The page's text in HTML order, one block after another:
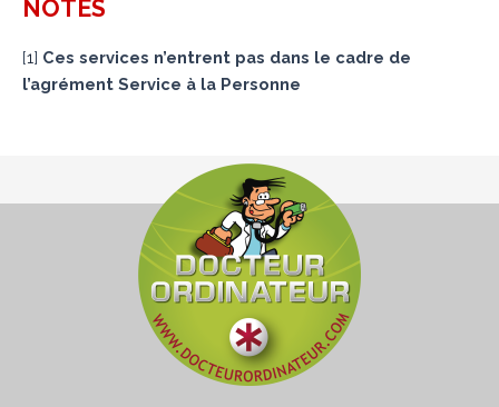
NOTES
[1] Ces services n’entrent pas dans le cadre de
l’agrément Service à la Personne